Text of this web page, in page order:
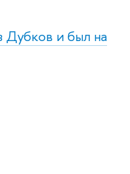
Дубков и был на